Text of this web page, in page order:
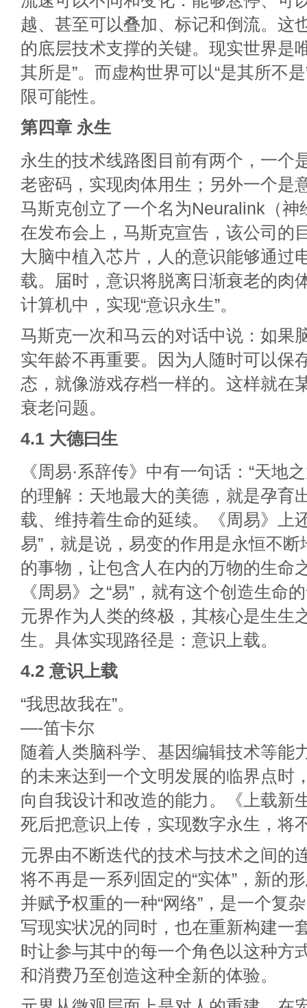
越、甚至可以叠加、标记和倒流。这
的底层技术支撑的关键。现实世界是
其所是”。而虚构世界可以“是其所不
限可能性。
第四章 永生
永生的技术线路图目前有两个，一个
老密码，实现肉体用生；另外一个是
马斯克创立了一个名为Neuralink（神
在发布会上，马斯克宣告，该公司的
大脑中植入芯片，人的意识能够通过
载。届时，意识将脱离日渐衰老的肉
计算机中，实现“意识永生”。
马斯克一次和马云的对话中说：如果
实年龄不再重要。因为人随时可以保
态，就像游戏存档一样的。这样就在
衰老问题。
4.1 大德曰生
《周易·系辞传》中有一句话：“天地
的理解：天地最大的美德，就是孕育
载、维持着生命的延续。《周易》上
易”，就是说，易变的作用是永恒不
的事物，让包含人在内的万物的生命
《周易》之“易”，就有这个创造生命
元界作为人类的终极，其核心是生生
生。具体实现路径是：意识上载。
4.2 意识上载
“我思故我在”。
—-笛卡尔
随着人类脑科学、基因编辑技术等能
的未来达到一个文明发展的临界点时
向自我设计和改造的能力。《上载新
死后把意识上传，实现数字永生，将
元界由不断迭代的技术与技术之间的
将不再是一系列固定的“实体”，新的
并赋予权重的一种“网络”，是一个复
写现实状况的同时，也在重新构建一
时让参与其中的每一个角色以这种方
和消费乃至创造这种全新的体验。